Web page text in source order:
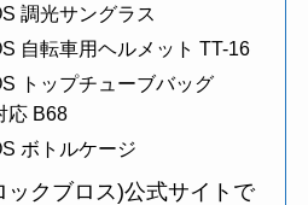
調光サングラス
自転車用ヘルメット TT-16
トップチューブバッグ
応 B68
ボトルケージ
ックブロス)公式サイトで